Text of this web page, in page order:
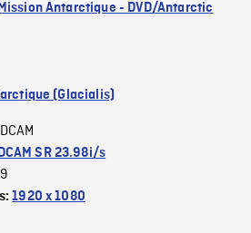
Mission Antarctique - DVD/Antarctic
(Glacialis)
SR 23.98i/s
1920 x 1080